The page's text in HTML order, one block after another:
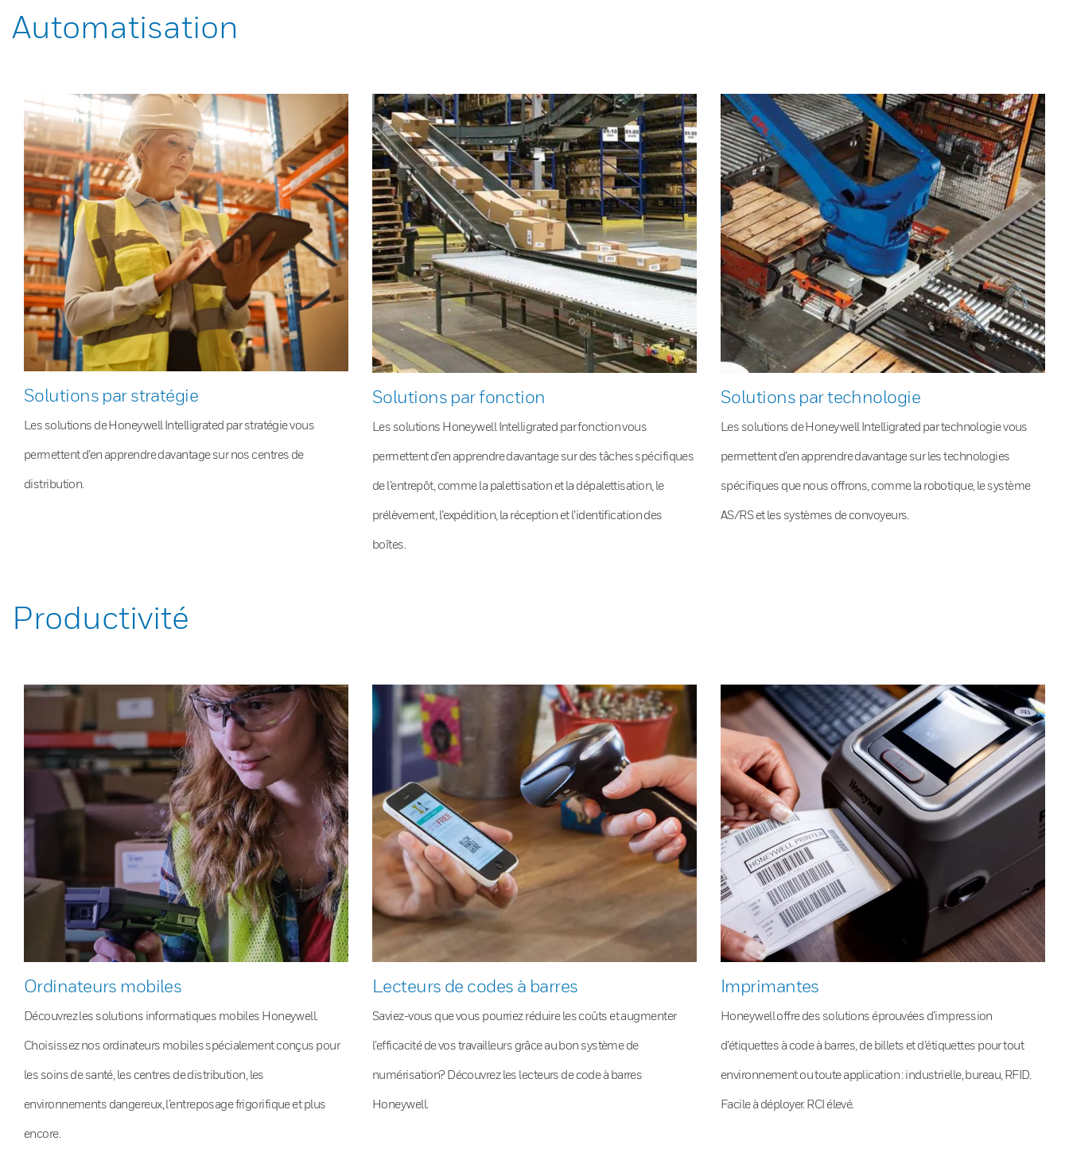
Automatisation
Solutions par stratégie
Les solutions de Honeywell Intelligrated par stratégie vous
permettent d’en apprendre davantage sur nos centres de
distribution.
Solutions par fonction
Les solutions Honeywell Intelligrated par fonction vous
permettent d’en apprendre davantage sur des tâches spécifiques
de l’entrepôt, comme la palettisation et la dépalettisation, le
prélèvement, l’expédition, la réception et l’identification des
boîtes.
Solutions par technologie
Les solutions de Honeywell Intelligrated par technologie vous
permettent d’en apprendre davantage sur les technologies
spécifiques que nous offrons, comme la robotique, le système
AS/RS et les systèmes de convoyeurs.
Productivité
Ordinateurs mobiles
Découvrez les solutions informatiques mobiles Honeywell.
Choisissez nos ordinateurs mobiles spécialement conçus pour
les soins de santé, les centres de distribution, les
environnements dangereux, l’entreposage frigorifique et plus
encore.
Lecteurs de codes à barres
Saviez-vous que vous pourriez réduire les coûts et augmenter
l’efficacité de vos travailleurs grâce au bon système de
numérisation? Découvrez les lecteurs de code à barres
Honeywell.
Imprimantes
Honeywell offre des solutions éprouvées d’impression
d’étiquettes à code à barres, de billets et d’étiquettes pour tout
environnement ou toute application : industrielle, bureau, RFID.
Facile à déployer. RCI élevé.